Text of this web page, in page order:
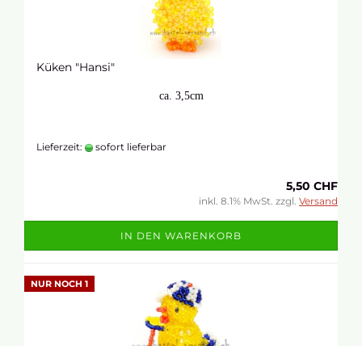
Küken "Hansi"
ca. 3,5cm
Lieferzeit: sofort lieferbar
5,50 CHF
inkl. 8.1% MwSt. zzgl. Versand
IN DEN WARENKORB
NUR NOCH 1